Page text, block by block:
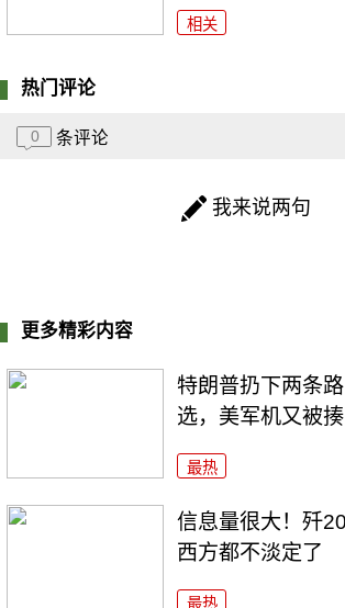
相关
热门评论
0 条评论
我来说两句
更多精彩内容
特朗普扔下两条
选，美军机又被揍
最热
信息量很大！歼
西方都不淡定了
最热